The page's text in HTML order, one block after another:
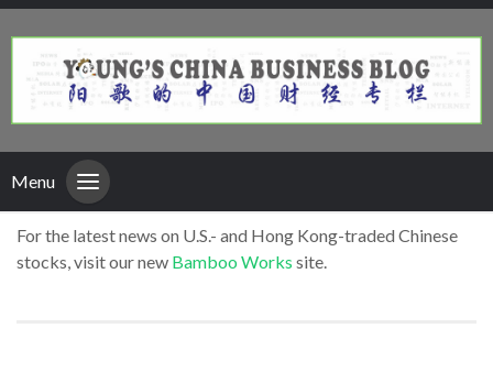
Menu
For the latest news on U.S.- and Hong Kong-traded Chinese
stocks, visit our new Bamboo Works site.